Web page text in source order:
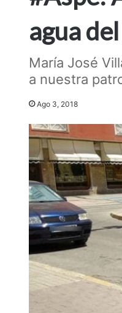
agua
María José
a nuestra
Ago 3, 2018